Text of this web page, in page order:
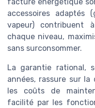
accessoires adaptés
vapeur) contribuent
chaque niveau,
sans surconsommer.
La garantie rational,
années, rassure sur la
les coûts de
facilité par les